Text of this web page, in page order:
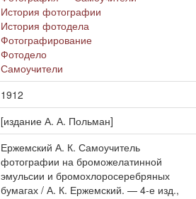
История фотографии
История фотодела
Фотографирование
Фотодело
Самоучители
1912
[издание А. А. Польман]
Ержемский А. К. Самоучитель
фотографии на броможелатинной
эмульсии и бромохлоросеребряных
бумагах / А. К. Ержемский. — 4-е изд.,